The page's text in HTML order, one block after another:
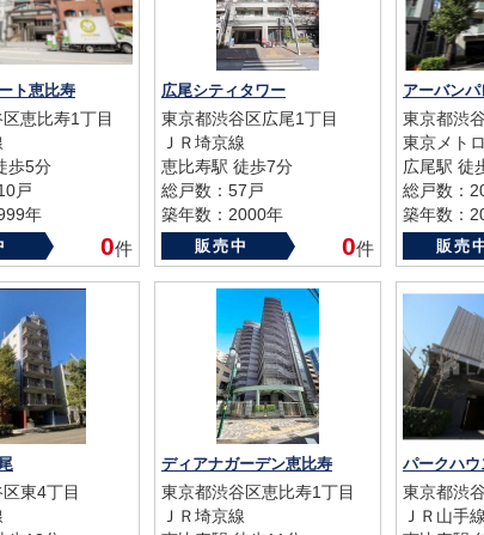
ト恵比寿
恵比寿1丁目
歩5分
戸
年
0件
広尾シティタワー
東京都渋谷区広尾1丁目
ＪＲ埼京線
恵比寿駅 徒歩7分
総戸数：57戸
築年数：2000年
販売中 0件
アーバン
東京都渋
東京メト
広尾駅 徒
総戸数：
築年数：
販売
東4丁目
ディアナガーデン恵比寿
東京都渋谷区恵比寿1丁目
ＪＲ埼京線
東京都渋
ＪＲ山手線